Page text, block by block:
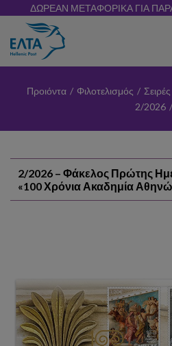
ΔΩΡΕΑΝ ΜΕΤΑΦΟΡΙΚΑ ΓΙΑ
Προιόντα / Φιλοτελισμός /
2/2026 /
2/2026 – Φάκελος Πρώτης
«100 Χρόνια Ακαδημία